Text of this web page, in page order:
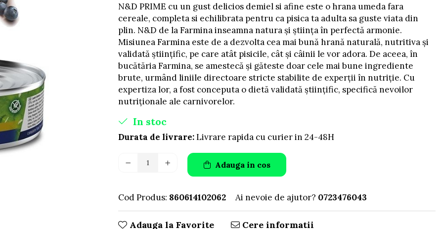
N&D PRIME cu un gust delicios demiel si afine este o hrana umeda fara
cereale, completa si echilibrata pentru ca pisica ta adulta sa guste viata din
plin. N&D de la Farmina inseamna natura și știința în perfectă armonie.
Misiunea Farmina este de a dezvolta cea mai bună hrană naturală, nutritiva și
validată științific, pe care atât pisicile, cât și câinii le vor adora. De aceea, în
bucătăria Farmina, se amestecă și găteste doar cele mai bune ingrediente
brute, urmând liniile directoare stricte stabilite de experții în nutriție. Cu
expertiza lor, a fost conceputa o dietă validată științific, specifică nevoilor
nutriționale ale carnivorelor.
In stoc
Durata de livrare:Livrare rapida cu curier in 24-48H
Adauga in cos
Cod Produs: 860614102062 Ai nevoie de ajutor? 0723476043
Adauga la Favorite Cere informatii